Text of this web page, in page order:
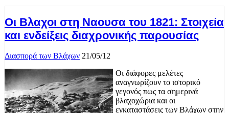
Οι Βλαχοι στη Ναουσα του 1821: Στοιχεία
και ενδείξεις διαχρονικής παρουσίας
Διασπορά των Βλάχων 21/05/12
Οι διάφορες μελέτες
αναγνωρίζουν το ιστορικό
γεγονός πως τα σημερινά
βλαχοχώρια και οι
εγκαταστάσεις των Βλάχων στην